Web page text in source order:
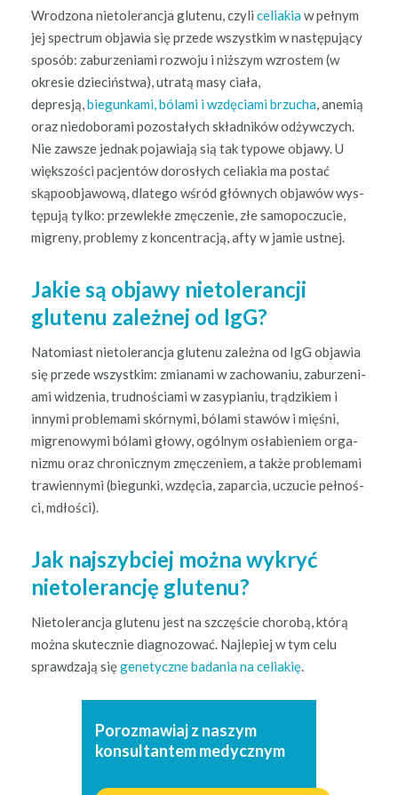
Wrod­zona nietol­er­anc­ja glutenu, czyli celi­akiaw pełnym
jej spec­trum objaw­ia się przede wszys­tkim w następu­ją­cy
sposób: zaburzeni­a­mi roz­wo­ju i niższym wzrostem (w
okre­sie dziecińst­wa), utratą masy ciała,
depresją,biegunka­mi, bóla­mi i wzdę­ci­a­mi brzucha, ane­mią
oraz niedob­o­ra­mi pozostałych skład­ników odży­w­czych.
Nie zawsze jed­nak pojaw­ia­ją sią tak typowe objawy. U
więk­szoś­ci pac­jen­tów dorosłych celi­akia ma postać
skąpoob­ja­wową, dlat­ego wśród głównych objawów wys­
tępu­ją tylko: przewlekłe zmęcze­nie, złe samopoczu­cie,
migreny, prob­le­my z kon­cen­tracją, afty w jamie ustnej.
Jakie są objawy nietolerancji
glutenu zależnej od IgG?
Nato­mi­ast nietol­er­anc­ja glutenu zależ­na od IgG objaw­ia
się przede wszys­tkim: zmi­ana­mi w zachowa­niu, zaburzeni­
a­mi widzenia, trud­noś­ci­a­mi w zasyp­i­a­niu, trądzikiem i
inny­mi prob­le­ma­mi skórny­mi, bóla­mi stawów i mięśni,
migrenowy­mi bóla­mi głowy, ogól­nym osła­bi­e­niem orga­
niz­mu oraz chron­icznym zmęcze­niem, a także prob­le­ma­mi
traw­i­en­ny­mi (biegun­ki, wzdę­cia, zaparcia, uczu­cie pełnoś­
ci, mdłości).
Jak najszybciej można wykryć
nietolerancję glutenu?
Nietol­er­anc­ja glutenu jest na szczęś­cie chorobą, którą
moż­na skutecznie diag­no­zować. Najlepiej w tym celu
sprawdza­ją sięgene­ty­czne bada­nia na celi­ak­ię.
Porozmawiaj z naszym
konsultantem medycznym